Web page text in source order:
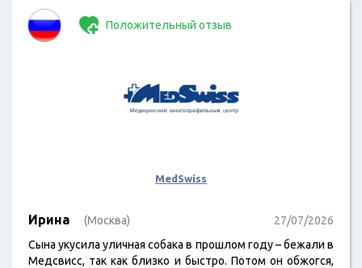
Положительный отзыв
MedSwiss
Ирина (Москва)
27/07/2026
Сына укусила уличная собака в прошлом году – бежали в
Медсвисс, так как близко и быстро. Потом он обжогся,